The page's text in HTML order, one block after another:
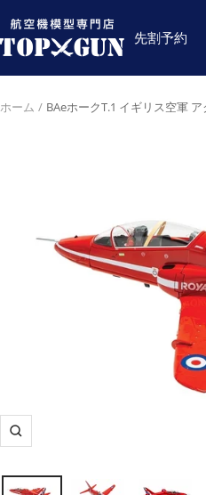
ン
テ
ン
ツ
先割予約
航
空
機
型
ホーム BAeホークT.1 イギリス空軍
ズ
ム